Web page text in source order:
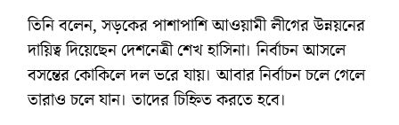
তিনি বলেন, সড়কের পাশাপাশি আওয়ামী লীগের উন্নয়নের
দায়িত্ব দিয়েছেন দেশনেত্রী শেখ হাসিনা। নির্বাচন আসলে
বসন্তের কোকিলে দল ভরে যায়। আবার নির্বাচন চলে গেলে
তারাও চলে যান। তাদের চিহ্নিত করতে হবে।